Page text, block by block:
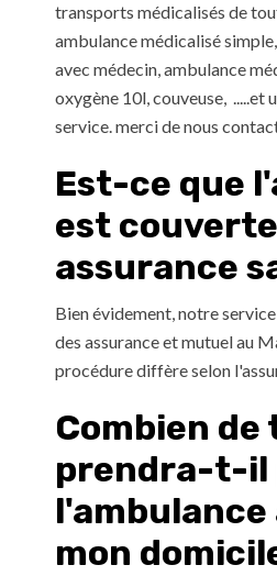
transports médicalisés de
ambulance médicalisé
avec médecin, ambulance
oxygène 10l, couveuse, .....et
service. merci de nous
Est-ce que
est
assurance
Bien évidement, notre
des assurance et mutuel au
procédure diffère selon
Combien de
prendra-t-il
l'ambulance
mon